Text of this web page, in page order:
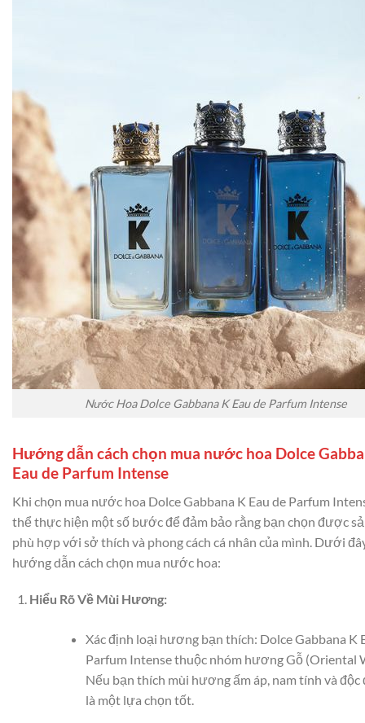
Nước Hoa Dolce Gabbana K Eau de Parfum Intense
Hướng dẫn cách chọn mua nước hoa Dolce
Eau de Parfum Intense
Khi chọn mua nước hoa Dolce Gabbana K Eau de Parfum
thể thực hiện một số bước để đảm bảo rằng bạn chọn được
phù hợp với sở thích và phong cách cá nhân của mình. Dưới
hướng dẫn cách chọn mua nước hoa:
Hiểu Rõ Về Mùi Hương:
Xác định loại hương bạn thích: Dolce Gabbana K
Parfum Intense thuộc nhóm hương Gỗ (Oriental
Nếu bạn thích mùi hương ấm áp, nam tính và độc
là một lựa chọn tốt.